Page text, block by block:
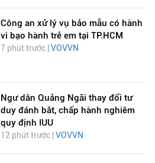
Công an xử lý vụ bảo mẫu có hành
vi bạo hành trẻ em tại TP.HCM
7 phút trước |VOVVN
Ngư dân Quảng Ngãi thay đổi tư
duy đánh bắt, chấp hành nghiêm
quy định IUU
12 phút trước |VOVVN